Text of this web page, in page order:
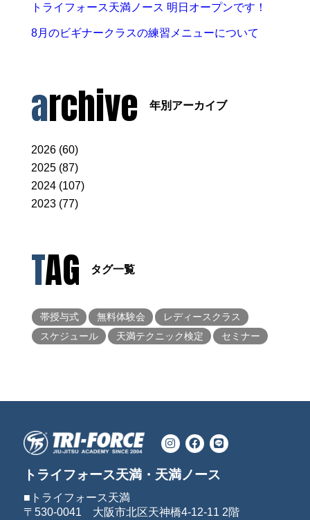
トライフォース天満ノース 明日オープンです！
8月のビギナークラスの練習メニューについて
archive 年別アーカイブ
2026 (60)
2025 (87)
2024 (107)
2023 (77)
TAG タグ一覧
帯授与式 無料体験会
レディースクラス
スケジュール
天満テクニック検定 セミナー
トライフォース天満・天満ノース
■トライフォース天満
〒530-0041 大阪市北区天神橋4-12-11 2階